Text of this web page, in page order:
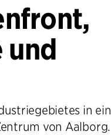
und
in ein
von Aalborg.